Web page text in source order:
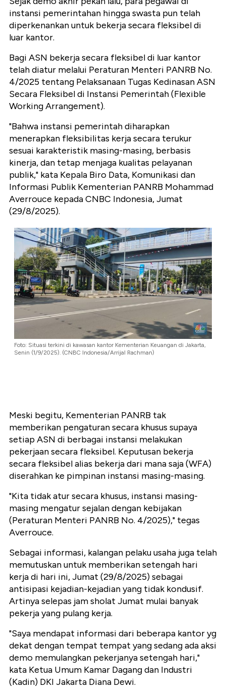
instansi pemerintahan hingga swasta pun telah
diperkenankan untuk bekerja secara fleksibel di
luar kantor.
Bagi ASN bekerja secara fleksibel di luar kantor
telah diatur melalui Peraturan Menteri PANRB No.
4/2025 tentang Pelaksanaan Tugas Kedinasan ASN
Secara Fleksibel di Instansi Pemerintah (Flexible
Working Arrangement).
"Bahwa instansi pemerintah diharapkan
menerapkan fleksibilitas kerja secara terukur
sesuai karakteristik masing-masing, berbasis
kinerja, dan tetap menjaga kualitas pelayanan
publik," kata Kepala Biro Data, Komunikasi dan
Informasi Publik Kementerian PANRB Mohammad
Averrouce kepada CNBC Indonesia, Jumat
(29/8/2025).
Foto: Situasi terkini di kawasan kantor Kementerian Keuangan di Jakarta,
Senin (1/9/2025). (CNBC Indonesia/Arrijal Rachman)
Meski begitu, Kementerian PANRB tak
memberikan pengaturan secara khusus supaya
setiap ASN di berbagai instansi melakukan
pekerjaan secara fleksibel. Keputusan bekerja
secara fleksibel alias bekerja dari mana saja (WFA)
diserahkan ke pimpinan instansi masing-masing.
"Kita tidak atur secara khusus, instansi masing-
masing mengatur sejalan dengan kebijakan
(Peraturan Menteri PANRB No. 4/2025)," tegas
Averrouce.
Sebagai informasi, kalangan pelaku usaha juga telah
memutuskan untuk memberikan setengah hari
kerja di hari ini, Jumat (29/8/2025) sebagai
antisipasi kejadian-kejadian yang tidak kondusif.
Artinya selepas jam sholat Jumat mulai banyak
pekerja yang pulang kerja.
"Saya mendapat informasi dari beberapa kantor yg
dekat dengan tempat tempat yang sedang ada aksi
demo memulangkan pekerjanya setengah hari,"
kata Ketua Umum Kamar Dagang dan Industri
(Kadin) DKI Jakarta Diana Dewi.